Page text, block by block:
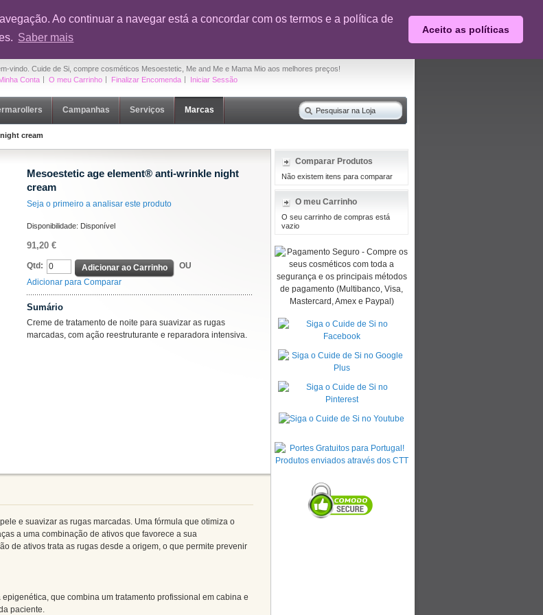
Ao continuar a navegar está a concordar com os termos e a política de
Saber mais
Aceito as políticas
na sua primeira compra OUTLET Cuide de Si - Até 50% desconto em produtos selecionados
vindo. Cuide de Si, compre cosméticos Mesoestetic, Me and Me e Mama Mio aos melhores preços!
Conta
O meu Carrinho Finalizar Encomenda Iniciar Sessão
Campanhas Serviços Marcas
cream
Mesoestetic age element® anti-wrinkle night
cream
Seja o primeiro a analisar este produto
Disponibilidade: Disponível
91,20 €
Qtd: Adicionar ao Carrinho
OU
Adicionar para Comparar
Sumário
Creme de tratamento de noite para suavizar as rugas
marcadas, com ação reestruturante e reparadora intensiva.
e suavizar as rugas marcadas. Uma fórmula que otimiza o
a uma combinação de ativos que favorece a sua
de ativos trata as rugas desde a origem, o que permite prevenir
que combina um tratamento profissional em cabina e
paciente.
Comparar Produtos
Não existem itens para comparar
O meu Carrinho
O seu carrinho de compras está
vazio